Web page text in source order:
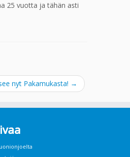
25 vuotta ja tähän asti
nyt Pakamukasta! →